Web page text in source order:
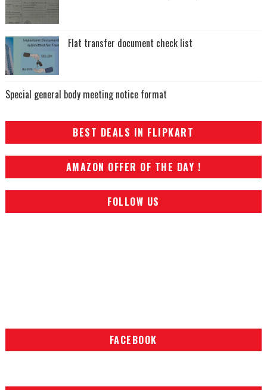
Flat transfer document check list
Special general body meeting notice format
BEST DEALS IN FLIPKART
AMAZON OFFER OF THE DAY !
FOLLOW US
FACEBOOK